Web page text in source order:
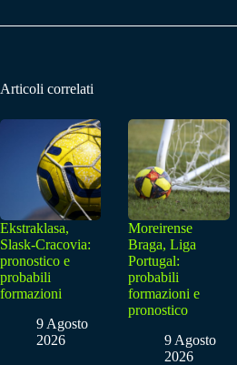
Articoli correlati
Ekstraklasa,
Slask-Cracovia:
pronostico e
probabili
formazioni
9 Agosto
2026
Moreirense
Braga, Liga
Portugal:
probabili
formazioni e
pronostico
9 Agosto
2026